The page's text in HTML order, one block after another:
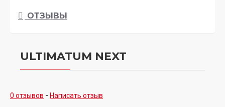
ОТЗЫВЫ
ULTIMATUM NEXT
0 отзывов - Написать отзыв